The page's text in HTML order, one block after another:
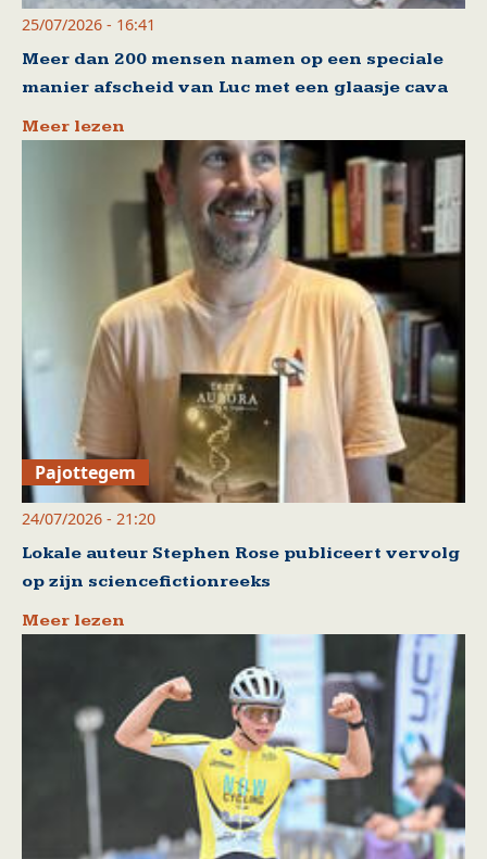
25/07/2026 - 16:41
Meer dan 200 mensen namen op een speciale
manier afscheid van Luc met een glaasje cava
Meer lezen
Pajottegem
24/07/2026 - 21:20
Lokale auteur Stephen Rose publiceert vervolg
op zijn sciencefictionreeks
Meer lezen